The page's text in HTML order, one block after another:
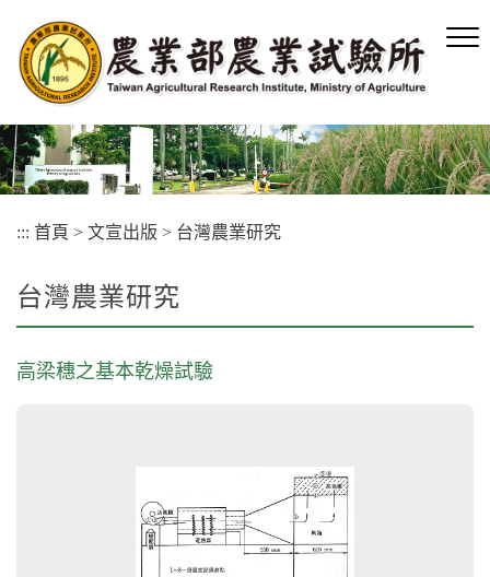
容
區
塊
::: 首頁 > 文宣出版 > 台灣農業研究
台灣農業研究
高梁穗之基本乾燥試驗